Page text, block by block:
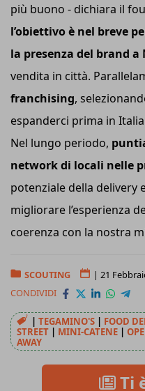
più buono - dichiara il
l’obiettivo è nel breve
la presenza del brand a
vendita in città.
franchising,
espanderci prima in
Nel lungo periodo,
network di locali nelle
potenziale della delivery
migliorare l’esperienza
coerenza con la nostra
SCOUTING | 21
CONDIVIDI
| TEGAMINO'S | FOOD
STREET | MINI-CATENE |
AWAY
Ti